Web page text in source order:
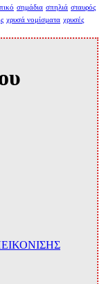
σημάδια σπηλιά σταυρός
χρυσά νομίσματα χρυσές